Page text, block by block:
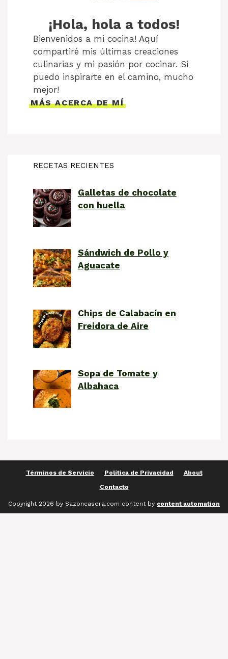
¡Hola, hola a todos!
Bienvenidos a mi cocina! Aquí
compartiré mis últimas creaciones
culinarias y mi pasión por cocinar. Si
puedo inspirarte en el camino, mucho
mejor!
MÁS ACERCA DE MÍ
RECETAS RECIENTES
Galletas de chocolate
con huella
Sándwich de Pollo y
Aguacate
Chips de Calabacín en
Freidora de Aire
Sopa de Tomate y
Albahaca
Términos de Servicio Política de Privacidad
About
Contacto
Copyright 2026 by Sazoncasera.com content by content automation